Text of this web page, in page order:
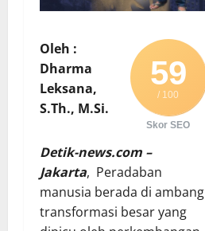
59
/ 100
Skor SEO
Oleh :
Dharma
Leksana,
S.Th., M.Si.
Detik-news.com –
Jakarta, Peradaban
manusia berada di ambang
transformasi besar yang